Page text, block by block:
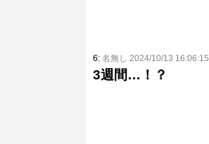
6: 名無し 2024/10/13 16:06:15
3週間…！？